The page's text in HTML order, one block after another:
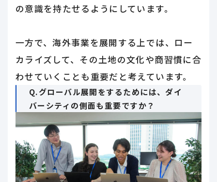
の意識を持たせるようにしています。
一方で、海外事業を展開する上では、ロー
カライズして、その土地の文化や商習慣に合
わせていくことも重要だと考えています。
Q.グローバル展開をするためには、ダイ
バーシティの側面も重要ですか？